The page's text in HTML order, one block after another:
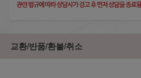
교환/반품/환불/취소